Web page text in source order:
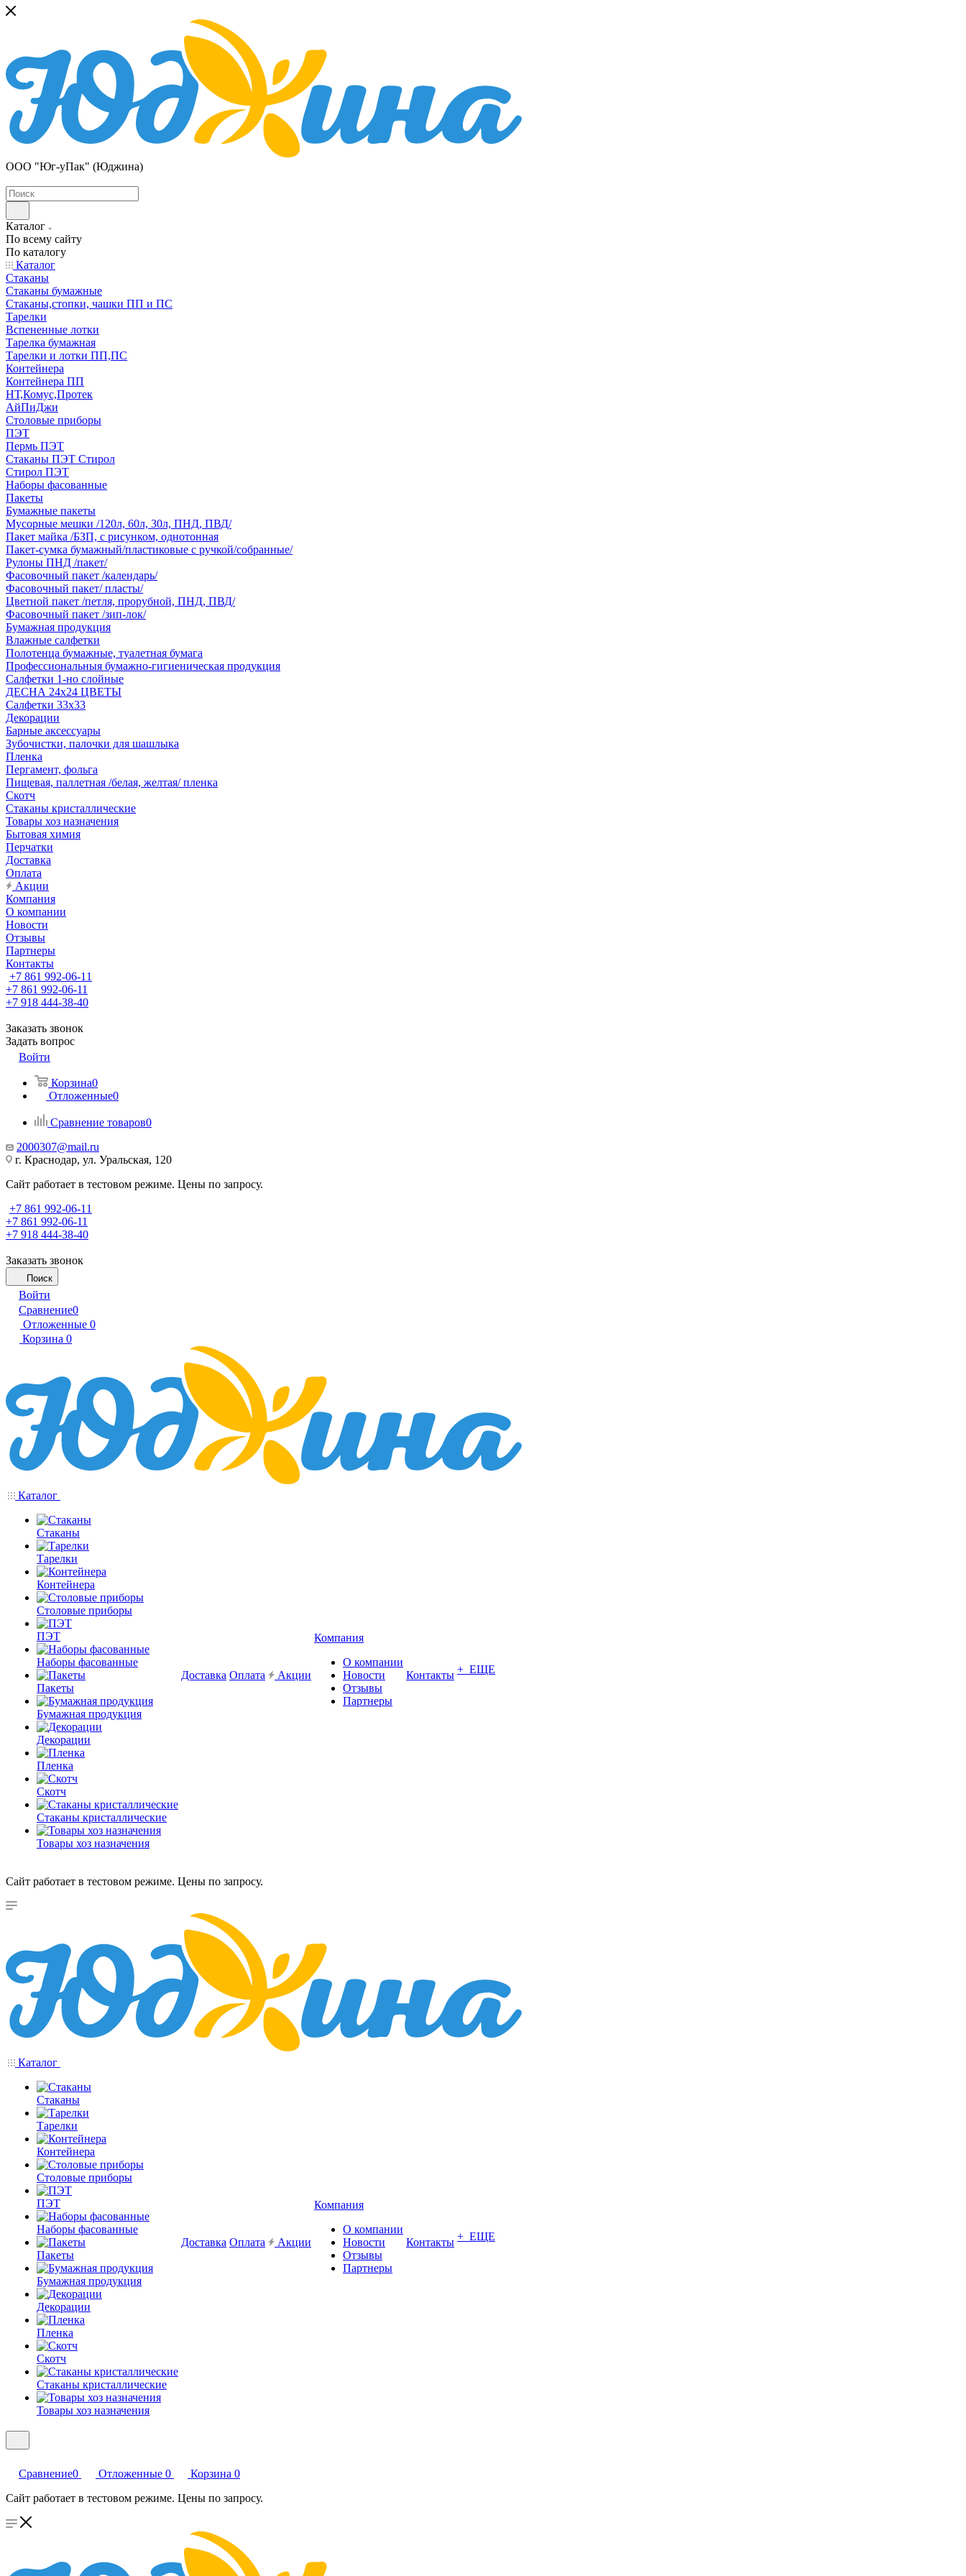
ООО "Юг-уПак" (Юджина)
Каталог
По всему сайту
По каталогу
Каталог
Стаканы
Стаканы бумажные
Стаканы,стопки, чашки ПП и ПС
Тарелки
Вспененные лотки
Тарелка бумажная
Тарелки и лотки ПП,ПС
Контейнера
Контейнера ПП
НТ,Комус,Протек
АйПиДжи
Столовые приборы
ПЭТ
Пермь ПЭТ
Стаканы ПЭТ Стирол
Стирол ПЭТ
Наборы фасованные
Пакеты
Бумажные пакеты
Мусорные мешки /120л, 60л, 30л, ПНД, ПВД/
Пакет майка /БЗП, с рисунком, однотонная
Пакет-сумка бумажный/пластиковые с ручкой/собранные/
Рулоны ПНД /пакет/
Фасовочный пакет /календарь/
Фасовочный пакет/ пласты/
Цветной пакет /петля, прорубной, ПНД, ПВД/
Фасовочный пакет /зип-лок/
Бумажная продукция
Влажные салфетки
Полотенца бумажные, туалетная бумага
Профессиональныя бумажно-гигиеническая продукция
Салфетки 1-но слойные
ДЕСНА 24х24 ЦВЕТЫ
Салфетки 33х33
Декорации
Барные аксессуары
Зубочистки, палочки для шашлыка
Пленка
Пергамент, фольга
Пищевая, паллетная /белая, желтая/ пленка
Скотч
Стаканы кристаллические
Товары хоз назначения
Бытовая химия
Перчатки
Доставка
Оплата
Акции
Компания
О компании
Новости
Отзывы
Партнеры
Контакты
+7 861 992-06-11
+7 861 992-06-11
+7 918 444-38-40
Заказать звонок
Задать вопрос
Войти
Корзина0
Отложенные0
Сравнение товаров0
2000307@mail.ru
г. Краснодар, ул. Уральская, 120
Сайт работает в тестовом режиме. Цены по запросу.
+7 861 992-06-11
+7 861 992-06-11
+7 918 444-38-40
Заказать звонок
Поиск
Войти
Сравнение0
Отложенные 0
Корзина 0
Каталог
Стаканы
Тарелки
Контейнера
Столовые приборы
ПЭТ
Наборы фасованные
Пакеты
Бумажная продукция
Декорации
Пленка
Скотч
Стаканы кристаллические
Товары хоз назначения
Доставка Оплата Акции
Компания
О компании
Новости
Отзывы
Партнеры
Контакты + ЕЩЕ
Сайт работает в тестовом режиме. Цены по запросу.
Каталог
Стаканы
Тарелки
Контейнера
Столовые приборы
ПЭТ
Наборы фасованные
Пакеты
Бумажная продукция
Декорации
Пленка
Скотч
Стаканы кристаллические
Товары хоз назначения
Доставка Оплата Акции
Компания
О компании
Новости
Отзывы
Партнеры
Контакты + ЕЩЕ
Сравнение0 Отложенные 0 Корзина 0
Сайт работает в тестовом режиме. Цены по запросу.